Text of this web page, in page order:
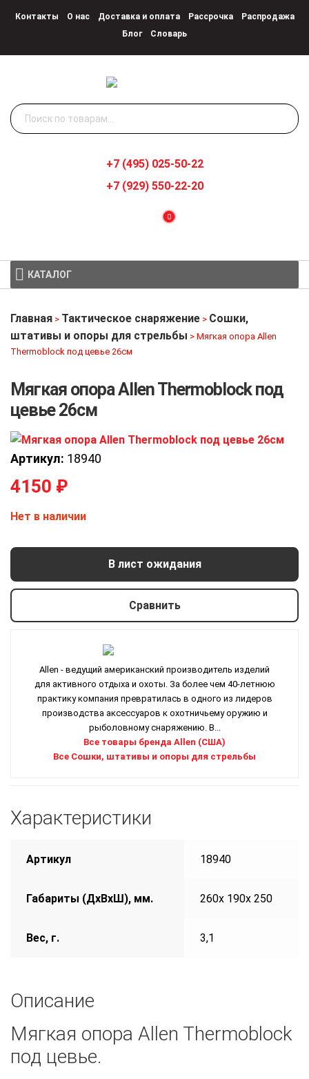
Контакты О нас Доставка и оплата Рассрочка
Распродажа
Блог
Словарь
Искать:
0
+7 (495) 025-50-22
+7 (929) 550-22-20
КАТАЛОГ
Главная > Тактическое снаряжение > Сошки,
штативы и опоры для стрельбы > Мягкая опора Allen
Thermoblock под цевье 26см
Мягкая опора Allen Thermoblock под
цевье 26см
Артикул: 18940
4150 ₽
Нет в наличии
В лист ожидания
Сравнить
Allen - ведущий американский производитель изделий
для активного отдыха и охоты. За более чем 40-летнюю
практику компания превратилась в одного из лидеров
производства аксессуаров к охотничьему оружию и
рыболовному снаряжению. В...
Все товары бренда Allen (США)
Все Сошки, штативы и опоры для стрельбы
Характеристики
Артикул 18940
Габариты (ДхВхШ), мм. 260х 190х 250
Вес, г. 3,1
Описание
Мягкая опора Allen Thermoblock
под цевье.